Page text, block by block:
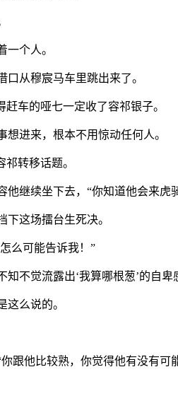
一个人。
从穆宸马车里跳出来了。
车的哑七一定收了容祁银子。
进来，根本不用惊动任何人。
转移话题。
他继续坐下去，“你知道他会来虎
这场擂台生死决。
么可能告诉我！”
不觉流露出‘我算哪根葱’的自卑
这么说的。
跟他比较熟，你觉得他有没有可